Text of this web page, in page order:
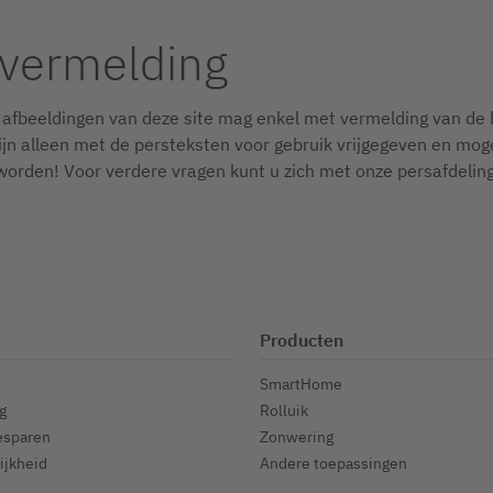
van deze site mag enkel met vermelding van
alleen met de persteksten voor gebruik vrijgegeven en
Voor verdere vragen kunt u zich met onze
Producten
SmartHome
Rolluik
Zonwering
Andere toepassingen